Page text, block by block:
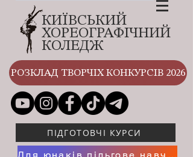
КИЇВСЬКИЙ
ХОРЕОГРАФІЧНИЙ
КОЛЕДЖ
РОЗКЛАД ТВОРЧІХ КОНКУРСІВ 2026
ПІДГОТОВЧІ КУРСИ